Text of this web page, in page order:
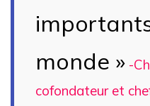
monde » -
cofondateur et